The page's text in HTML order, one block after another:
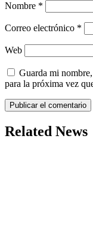
Nombre *
Correo electrónico *
Web
Guarda mi
para la próxima vez
Related News